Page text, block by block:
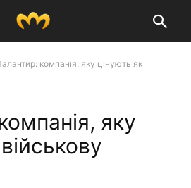
компанія, яку цінують як
яку